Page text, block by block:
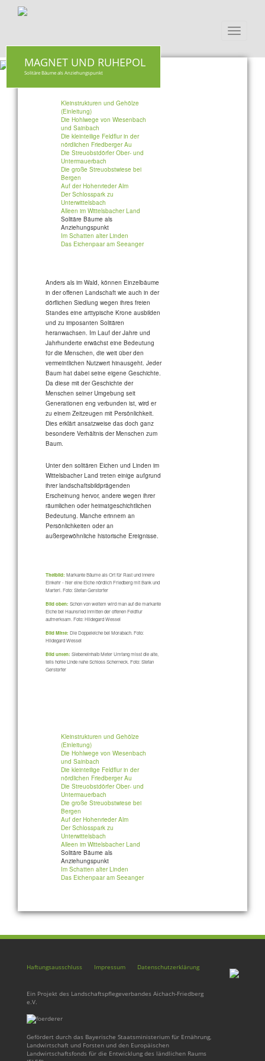
Toggle
MAGNET UND RUHEPOL
Solitäre Bäume als Anziehungspunkt
Kleinstrukturen und Gehölze
(Einleitung)
Die Hohlwege von Wiesenbach
und Sainbach
Die kleinteilige Feldflur in der
nördlichen Friedberger Au
Die Streuobstdörfer Ober- und
Untermauerbach
Die große Streuobstwiese bei
Bergen
Auf der Hohenrieder Alm
Der Schlosspark zu
Unterwittelsbach
Alleen im Wittelsbacher Land
Solitäre Bäume als
Anziehungspunkt
Im Schatten alter Linden
Das Eichenpaar am Seeanger
Anders als im Wald, können Einzelbäume
in der offenen Landschaft wie auch in der
dörflichen Siedlung wegen ihres freien
Standes eine arttypische Krone ausbilden
und zu imposanten Solitären
heranwachsen. Im Lauf der Jahre und
Jahrhunderte erwächst eine Bedeutung
für die Menschen, die weit über den
vermeintlichen Nutzwert hinausgeht. Jeder
Baum hat dabei seine eigene Geschichte.
Da diese mit der Geschichte der
Menschen seiner Umgebung seit
Generationen eng verbunden ist, wird er
zu einem Zeitzeugen mit Persönlichkeit.
Dies erklärt ansatzweise das doch ganz
besondere Verhältnis der Menschen zum
Baum.
Unter den solitären Eichen und Linden im
Wittelsbacher Land treten einige aufgrund
ihrer landschaftsbildprägenden
Erscheinung hervor, andere wegen ihrer
räumlichen oder heimatgeschichtlichen
Bedeutung. Manche erinnern an
Persönlichkeiten oder an
außergewöhnliche historische Ereignisse.
Titelbild: Markante Bäume als Ort für Rast und innere
Einkehr - hier eine Eiche nördlich Friedberg mit Bank und
Marterl. Foto: Stefan Gerstorfer
Bild oben: Schon von weitem wird man auf die markante
Eiche bei Haunsried inmitten der offenen Feldflur
aufmerksam. Foto: Hildegard Wessel
Bild Mitte: Die Doppeleiche bei Morabach. Foto:
Hildegard Wessel
Bild unten: Siebeneinhalb Meter Umfang misst die alte,
teils hohle Linde nahe Schloss Scherneck. Foto: Stefan
Gerstorfer
Kleinstrukturen und Gehölze
(Einleitung)
Die Hohlwege von Wiesenbach
und Sainbach
Die kleinteilige Feldflur in der
nördlichen Friedberger Au
Die Streuobstdörfer Ober- und
Untermauerbach
Die große Streuobstwiese bei
Bergen
Auf der Hohenrieder Alm
Der Schlosspark zu
Unterwittelsbach
Alleen im Wittelsbacher Land
Solitäre Bäume als
Anziehungspunkt
Im Schatten alter Linden
Das Eichenpaar am Seeanger
Haftungsausschluss Impressum Datenschutzerklärung
Ein Projekt des Landschaftspflegeverbandes Aichach-Friedberg
e.V.
Gefördert durch das Bayerische Staatsministerium für Ernährung,
Landwirtschaft und Forsten und den Europäischen
Landwirtschaftsfonds für die Entwicklung des ländlichen Raums